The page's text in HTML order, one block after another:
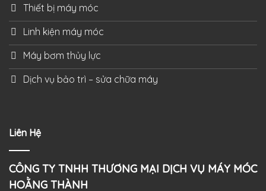
Thiết bị máy móc
Linh kiện máy móc
Máy bơm thủy lực
Dịch vụ bảo trì – sửa chữa máy
Liên Hệ
CÔNG TY TNHH THƯƠNG MẠI DỊCH VỤ MÁY MÓC
HOẰNG THÀNH